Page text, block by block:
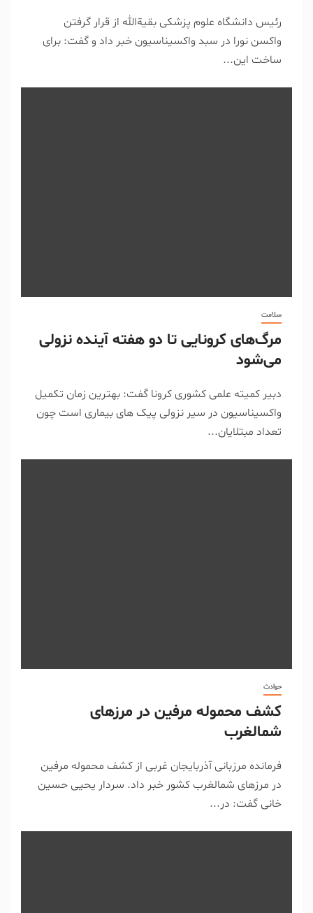
رئیس دانشگاه علوم پزشکی بقیةالله از قرار گرفتن
واکسن نورا در سبد واکسیناسیون خبر داد و گفت: برای
ساخت این...
سلامت
مرگ‌های کرونایی تا دو هفته آینده نزولی
می‌شود
دبیر کمیته علمی کشوری کرونا گفت: بهترین زمان تکمیل
واکسیناسیون در سیر نزولی پیک های بیماری است چون
تعداد مبتلایان...
حوادث
کشف محموله مرفین در مرز‌های
شمالغرب
فرمانده مرزبانی آذربایجان غربی از کشف محموله مرفین
در مرز‌های شمالغرب کشور خبر داد. سردار یحیی حسین
خانی گفت: در...